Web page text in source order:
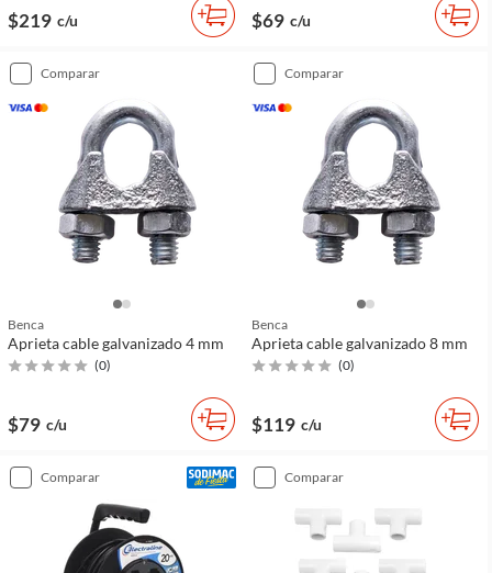
$219 c/u $69 c/u
comparar
Benca
Aprieta cable galvanizado 4 mm
(0)
$79 c/u
comparar
Benca
Aprieta cable galvanizado 8 mm
(0)
$119 c/u
comparar comparar